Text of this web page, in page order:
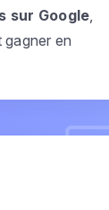
sur Google
en